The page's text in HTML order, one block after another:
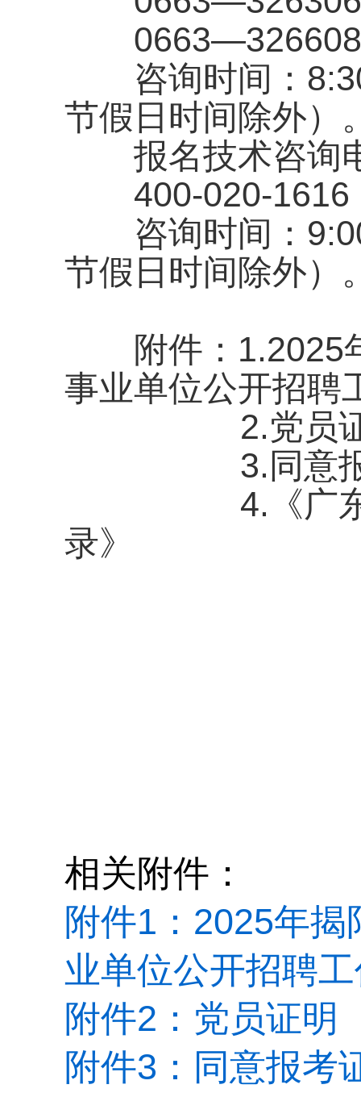
0663—3266082
咨询时间：
节假日时间除外）
报名技术咨询
400-020-1616
咨询时间：
节假日时间除外）
附件：1.2025年
事业单位公开招聘
2.党员证明
3.同意报考
4.《广东省
录》
相关附件：
附件1：2025年
业单位公开招聘
附件2：党员证明
附件3：同意报考